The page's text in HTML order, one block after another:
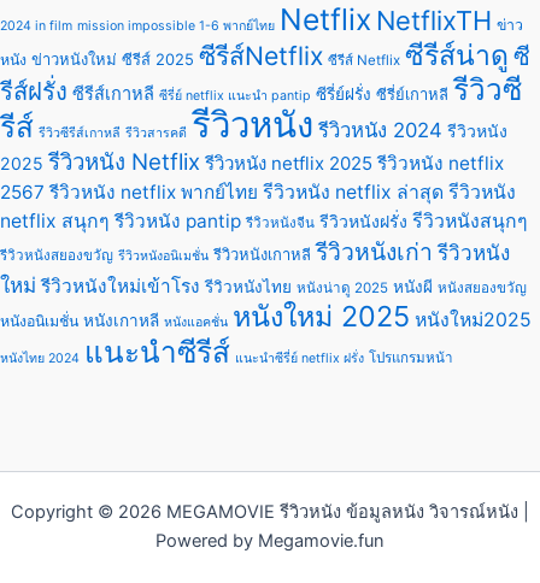
2024 in film mission impossible 1-6 พากย์ไทย Netflix NetflixTH ข่าว
หนัง ข่าวหนังใหม่ ซีรีส์ 2025 ซีรีส์Netflix ซีรีส์ Netflix ซีรีส์น่าดู ซี
รีส์ฝรั่ง ซีรีส์เกาหลี ซีรี่ย์ netflix แนะนํา pantip ซีรี่ย์ฝรั่ง ซีรี่ย์เกาหลี รีวิวซี
รีส์ รีวิวซีรีส์เกาหลี รีวิวสารคดี รีวิวหนัง รีวิวหนัง 2024 รีวิวหนัง
2025 รีวิวหนัง Netflix รีวิวหนัง netflix 2025 รีวิวหนัง netflix
2567 รีวิวหนัง netflix พากย์ไทย รีวิวหนัง netflix ล่าสุด รีวิวหนัง
netflix สนุกๆ รีวิวหนัง pantip รีวิวหนังจีน รีวิวหนังฝรั่ง รีวิวหนังสนุกๆ
รีวิวหนังสยองขวัญ รีวิวหนังอนิเมชั่น รีวิวหนังเกาหลี รีวิวหนังเก่า รีวิวหนัง
ใหม่ รีวิวหนังใหม่เข้าโรง รีวิวหนังไทย หนังน่าดู 2025 หนังผี หนังสยองขวัญ
หนังอนิเมชั่น หนังเกาหลี หนังแอคชั่น หนังใหม่ 2025 หนังใหม่2025
หนังไทย 2024 แนะนำซีรีส์ แนะนําซีรี่ย์ netflix ฝรั่ง โปรแกรมหน้า
Copyright © 2026 MEGAMOVIE รีวิวหนัง ข้อมูลหนัง วิจารณ์หนัง |
Powered by Megamovie.fun